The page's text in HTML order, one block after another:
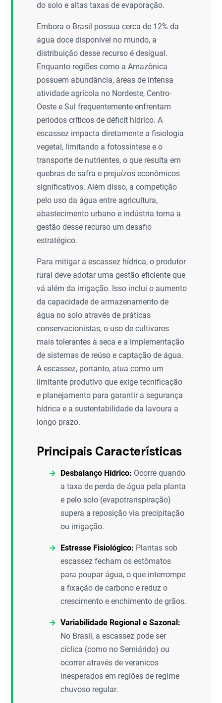
do solo e altas taxas de evaporação.
Embora o Brasil possua cerca de 12% da
água doce disponível no mundo, a
distribuição desse recurso é desigual.
Enquanto regiões como a Amazônica
possuem abundância, áreas de intensa
atividade agrícola no Nordeste, Centro-
Oeste e Sul frequentemente enfrentam
períodos críticos de déficit hídrico. A
escassez impacta diretamente a fisiologia
vegetal, limitando a fotossíntese e o
transporte de nutrientes, o que resulta em
quebras de safra e prejuízos econômicos
significativos. Além disso, a competição
pelo uso da água entre agricultura,
abastecimento urbano e indústria torna a
gestão desse recurso um desafio
estratégico.
Para mitigar a escassez hídrica, o produtor
rural deve adotar uma gestão eficiente que
vá além da irrigação. Isso inclui o aumento
da capacidade de armazenamento de
água no solo através de práticas
conservacionistas, o uso de cultivares
mais tolerantes à seca e a implementação
de sistemas de reúso e captação de água.
A escassez, portanto, atua como um
limitante produtivo que exige tecnificação
e planejamento para garantir a segurança
hídrica e a sustentabilidade da lavoura a
longo prazo.
Principais Características
Desbalanço Hídrico: Ocorre quando
a taxa de perda de água pela planta
e pelo solo (evapotranspiração)
supera a reposição via precipitação
ou irrigação.
Estresse Fisiológico: Plantas sob
escassez fecham os estômatos
para poupar água, o que interrompe
a fixação de carbono e reduz o
crescimento e enchimento de grãos.
Variabilidade Regional e Sazonal:
No Brasil, a escassez pode ser
cíclica (como no Semiárido) ou
ocorrer através de veranicos
inesperados em regiões de regime
chuvoso regular.